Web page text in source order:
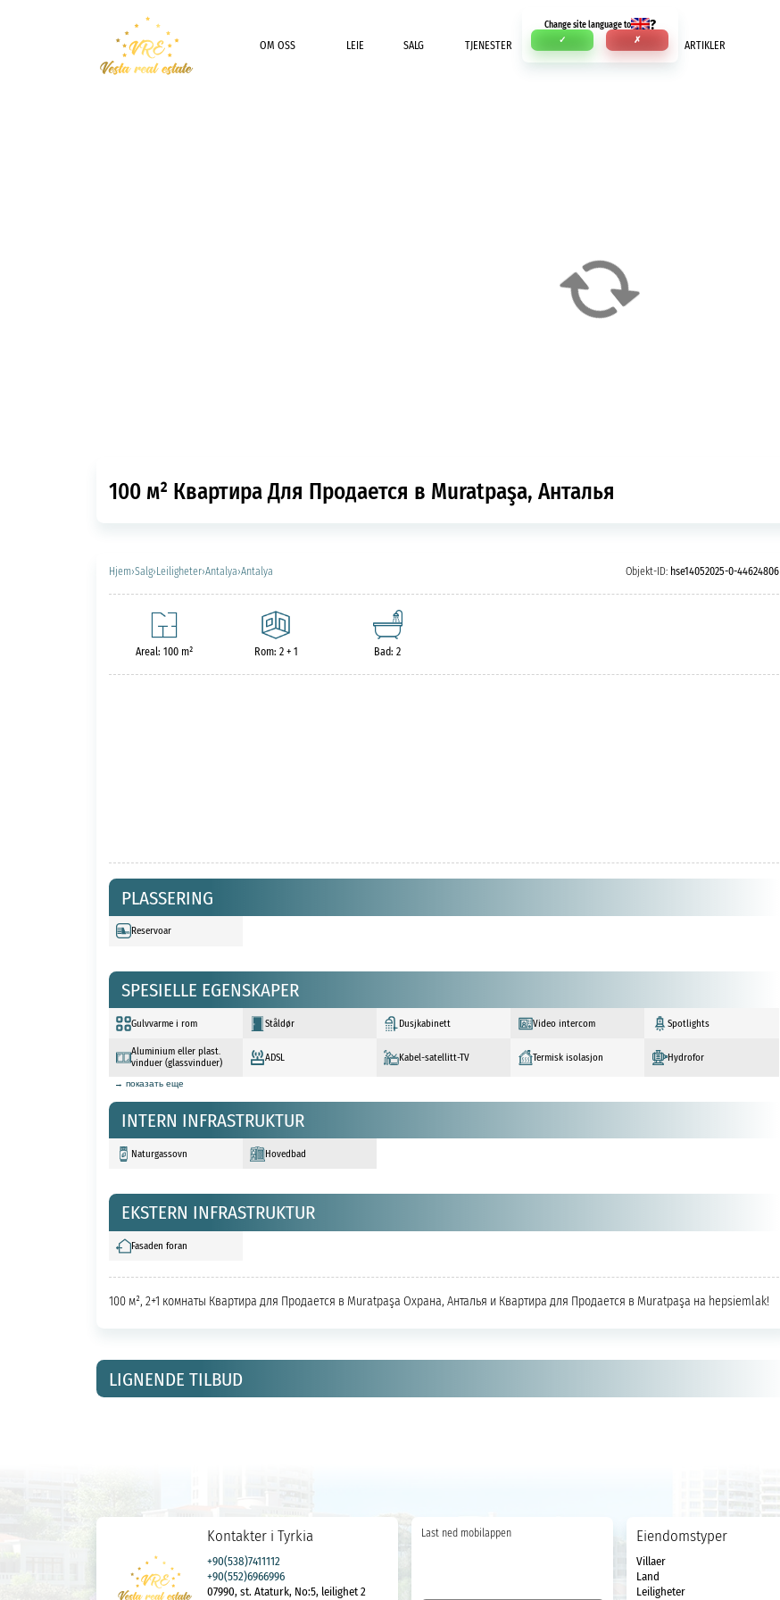
Change site language to ?
✓ ✗
OM OSS LEIE SALG TJENESTER INNBETALING ARTIKLER
100 м² Квартира Для Продается в Muratpaşa, Анталья
Hjem›Salg›Leiligheter›Antalya›Antalya Objekt-ID: hse14052025-0-44624806
Areal: 100 m² Rom: 2 + 1 Bad: 2
PLASSERING
Reservoar
SPESIELLE EGENSKAPER
Gulvvarme i rom Ståldør Dusjkabinett Video intercom
Spotlights
Aluminium eller plast.
vinduer (glassvinduer)
ADSL Kabel-satellitt-TV Termisk isolasjon Hydrofor
→ показать еще
INTERN INFRASTRUKTUR
Naturgassovn Hovedbad
EKSTERN INFRASTRUKTUR
Fasaden foran
100 м², 2+1 комнаты Квартира для Продается в Muratpaşa Охрана, Анталья и Квартира для Продается в Muratpaşa на hepsiemlak!
LIGNENDE TILBUD
Kontakter i Tyrkia
+90(538)7411112
+90(552)6966996
07990, st. Ataturk, No:5, leilighet 2
Last ned mobilappen Eiendomstyper
Villaer
Land
Leiligheter